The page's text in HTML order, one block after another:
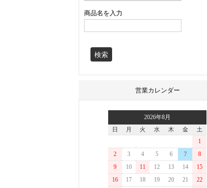
商品名を入力
営業カレンダー
2026年8月
日
月 火 水 木 金
土
1
2
3 4 5 6 7
8
9
10 11 12 13 14
15
16
17 18 19 20 21
22